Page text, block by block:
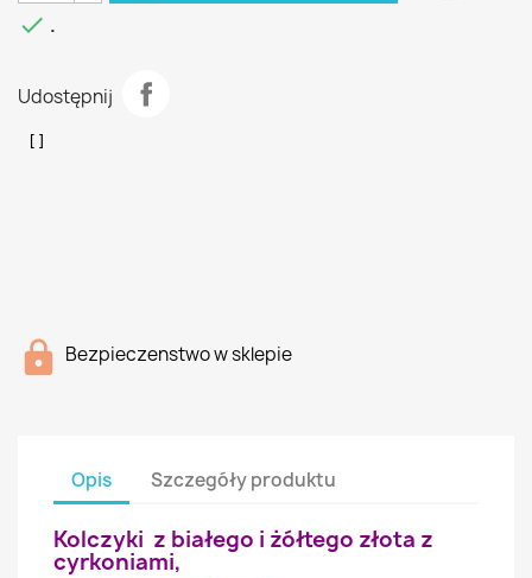
 .
Udostępnij
Bezpieczenstwo w sklepie
Opis Szczegóły produktu
Kolczyki z białego i żółtego złota z
cyrkoniami,